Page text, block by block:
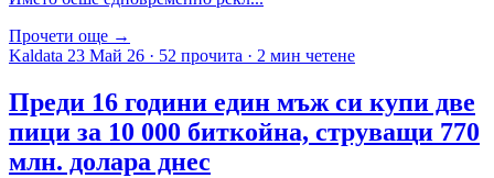
Прочети още →
Kaldata 23 Май 26 · 52 прочита · 2 мин четене
Преди 16 години един мъж си купи две
пици за 10 000 биткойна, струващи 770
млн. долара днес